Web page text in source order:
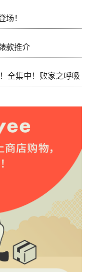
场！
款推介
全集中！败家之呼吸